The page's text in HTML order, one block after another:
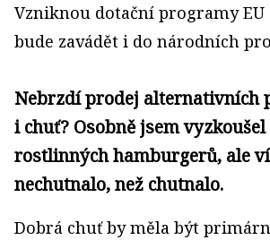
Vzniknou dotační programy EU
bude zavádět i do národních
Nebrzdí prodej alternativních
i chuť? Osobně jsem
rostlinných hamburgerů, ale
nechutnalo, než chutnalo.
Dobrá chuť by měla být